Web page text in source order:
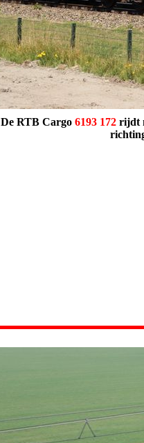
De RTB Cargo 6193 172rijdt